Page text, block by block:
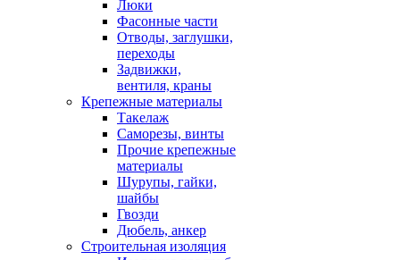
Люки
Фасонные части
Отводы, заглушки,
переходы
Задвижки,
вентиля, краны
Крепежные материалы
Такелаж
Саморезы, винты
Прочие крепежные
материалы
Шурупы, гайки,
шайбы
Гвозди
Дюбель, анкер
Строительная изоляция